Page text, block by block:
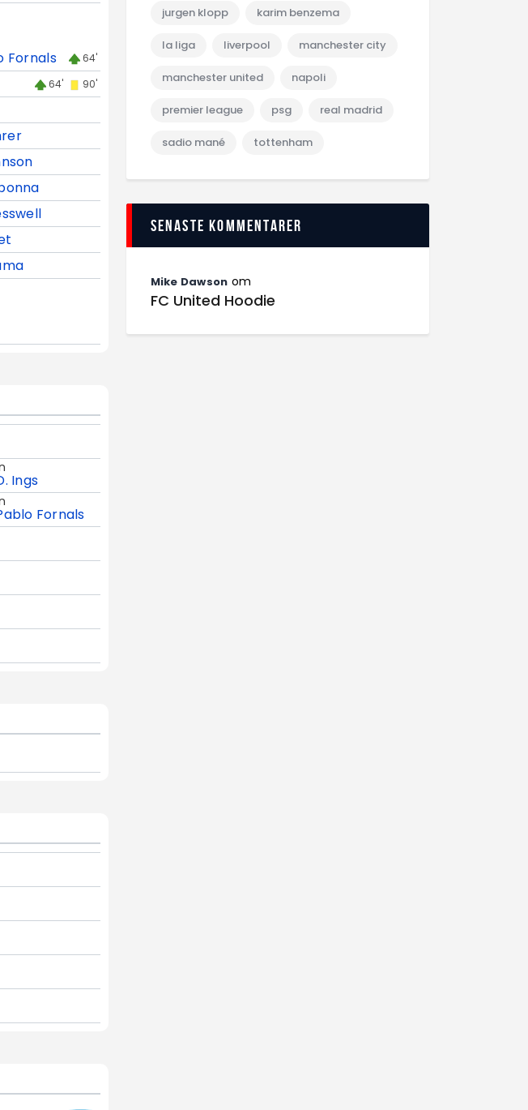
Fornals 64'
64' 90'
Ings
Fornals
jurgen klopp karim benzema
la liga liverpool manchester city
manchester united napoli
premier league psg real madrid
sadio mané tottenham
Senaste kommentarer
Mike Dawson om
FC United Hoodie